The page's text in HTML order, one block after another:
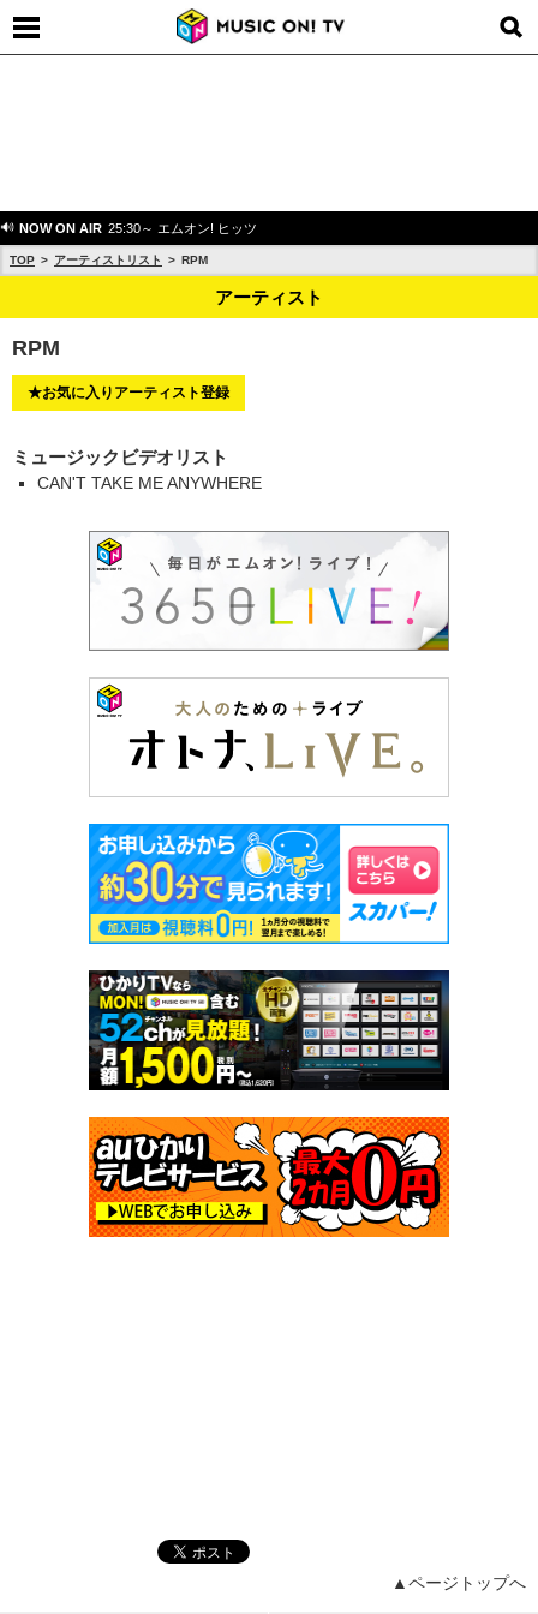
NOW ON AIR 25:30～ エムオン! ヒッツ
TOP アーティストリスト RPM
アーティスト
RPM
★お気に入りアーティスト登録
ミュージックビデオリスト
CAN'T TAKE ME ANYWHERE
▲ページトップへ